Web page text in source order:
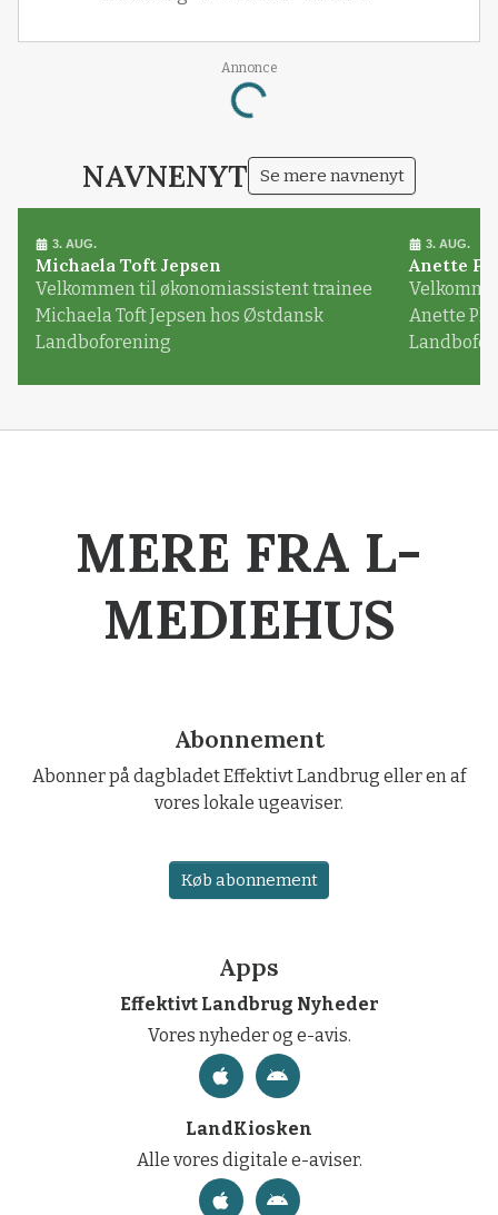
Annonce
Loading...
NAVNENYT Se mere navnenyt
3. AUG.
Michaela Toft Jepsen
Velkommen til økonomiassistent trainee
Michaela Toft Jepsen hos Østdansk
Landboforening
3. AUG.
Anette
Anette
MERE FRA L-
MEDIEHUS
Abonnement
Abonner på dagbladet Effektivt Landbrug eller en af
vores lokale ugeaviser.
Køb abonnement
Apps
Effektivt Landbrug Nyheder
Vores nyheder og e-avis.
LandKiosken
Alle vores digitale e-aviser.